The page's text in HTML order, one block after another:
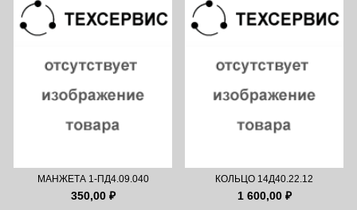
МАНЖЕТА 1-ПД4.09.040
350,00 ₽
КОЛЬЦО 14Д40.22.12
1 600,00 ₽